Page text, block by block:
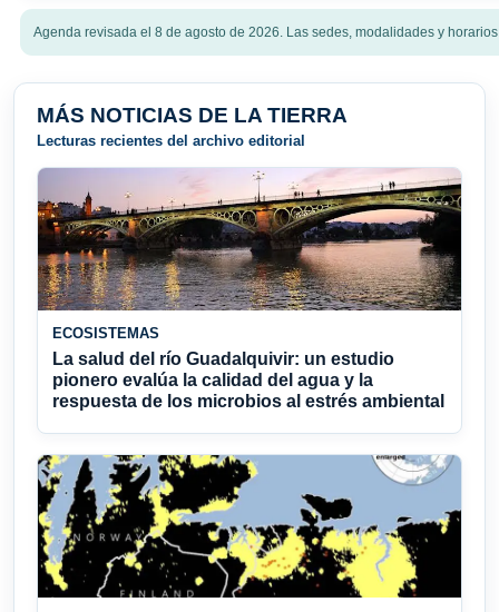
Agenda revisada el 8 de agosto de 2026. Las sedes, modalidades y
MÁS NOTICIAS DE LA TIERRA
Lecturas recientes del archivo editorial
ECOSISTEMAS
La salud del río Guadalquivir: un estudio
pionero evalúa la calidad del agua y la
respuesta de los microbios al estrés ambiental